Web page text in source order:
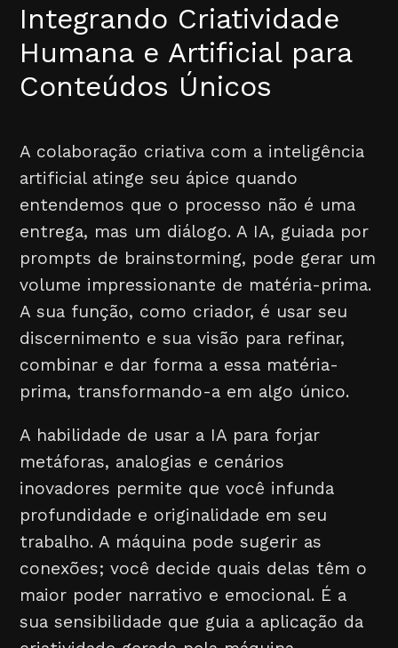
Integrando Criatividade
Humana e Artificial para
Conteúdos Únicos
A colaboração criativa com a inteligência
artificial atinge seu ápice quando
entendemos que o processo não é uma
entrega, mas um diálogo. A IA, guiada por
prompts de brainstorming, pode gerar um
volume impressionante de matéria-prima.
A sua função, como criador, é usar seu
discernimento e sua visão para refinar,
combinar e dar forma a essa matéria-
prima, transformando-a em algo único.
A habilidade de usar a IA para forjar
metáforas, analogias e cenários
inovadores permite que você infunda
profundidade e originalidade em seu
trabalho. A máquina pode sugerir as
conexões; você decide quais delas têm o
maior poder narrativo e emocional. É a
sua sensibilidade que guia a aplicação da